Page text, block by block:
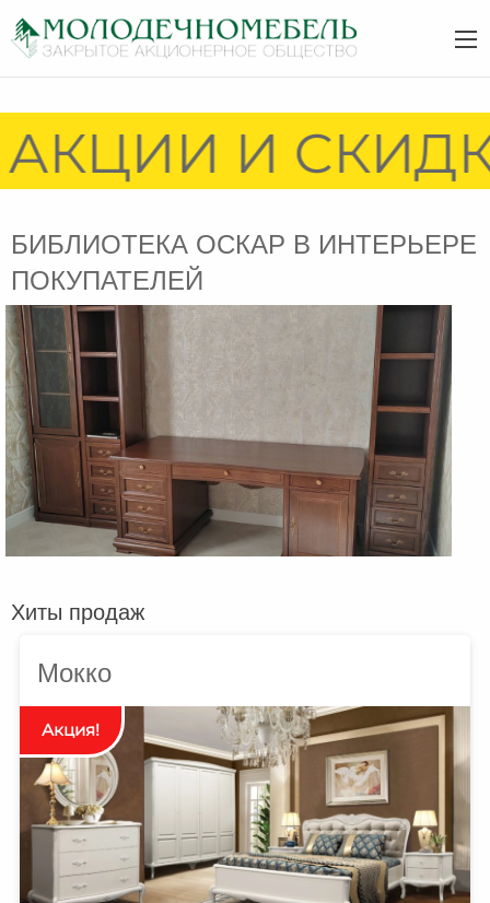
И
БИБЛИОТЕКА ОСКАР В ИНТЕРЬЕРЕ
ПОКУПАТЕЛЕЙ
Хиты продаж
Мокко